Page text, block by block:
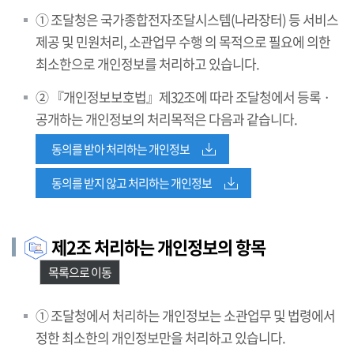
① 조달청은 국가종합전자조달시스템(나라장터) 등 서비스
제공 및 민원처리, 소관업무 수행 의 목적으로 필요에 의한
최소한으로 개인정보를 처리하고 있습니다.
② 『개인정보보호법』제32조에 따라 조달청에서 등록 ·
공개하는 개인정보의 처리목적은 다음과 같습니다.
동의를 받아 처리하는 개인정보
동의를 받지 않고 처리하는 개인정보
제2조 처리하는 개인정보의 항목
목록으로 이동
① 조달청에서 처리하는 개인정보는 소관업무 및 법령에서
정한 최소한의 개인정보만을 처리하고 있습니다.